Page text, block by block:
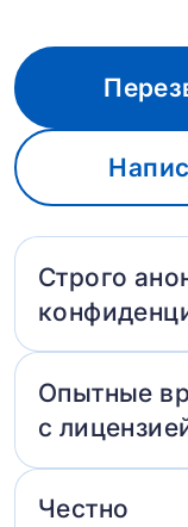
Строго
Опытные
с
Честно